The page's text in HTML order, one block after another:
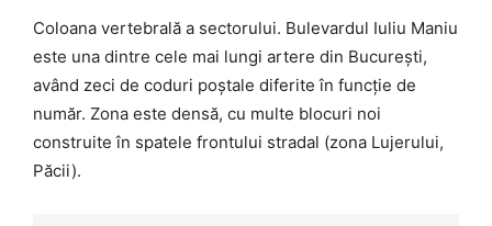
Coloana vertebrală a sectorului. Bulevardul Iuliu Maniu
este una dintre cele mai lungi artere din București,
având zeci de coduri poștale diferite în funcție de
număr. Zona este densă, cu multe blocuri noi
construite în spatele frontului stradal (zona Lujerului,
Păcii).